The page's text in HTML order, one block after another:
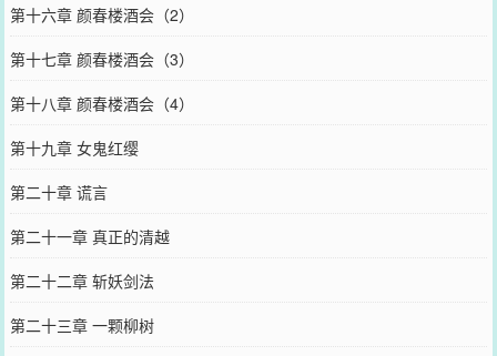
第十六章 颜春楼酒会（2）
第十七章 颜春楼酒会（3）
第十八章 颜春楼酒会（4）
第十九章 女鬼红缨
第二十章 谎言
第二十一章 真正的清越
第二十二章 斩妖剑法
第二十三章 一颗柳树